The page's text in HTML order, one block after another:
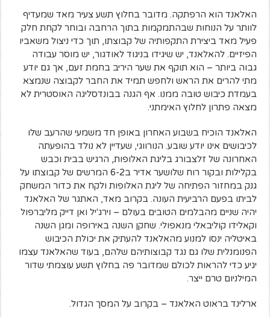
האלאנד הוא הרפתקה. מדובר בחלוץ תשע צעיר מאד שמעדיף
לוותר על הנוחות שבהתמקמות בתוך הרחבה ובוחר לקחת חלק
פעיל מאד ביצירת התקפותיה של קבוצתו, תוך כדי ניצול משאביו
הפיזיים. להאלאנד, יש שיגידו בניגוד לאודגור, יש מוסר עבודה
גבוה ביותר – הוא תוקף את שער היריב בחמת זעם, אך גם יודע
מתי להרים את הראש ולחפש תמיד את החבר לקבוצה שנמצא
בעמדת כיבוש טובה ממנו. אף הגנה בבונדסליגה האוסטרית לא
מצאה פתרון לחלוץ האימתני.
האלאנד הוכיח בשבוע האחרון באופן חד משמעי שהרעב שלו
לכיבושים אינו יודע שובע. הנורווגי, שעדיין לא נולד בהופעתה
האחרונה של זלצבורג בליגת האלופות, הרגיש בבית וכבש
בקלילות ובקור רוח שלושער אדיר ב6-2 המרשים של קבוצתו על
גנק במחזור הפתיחה של ליגת האלופות ולקח את כדור המשחק
לביתו בפעם הרביעית העונה. בקרוב מאד, האתגר של האלאנד
יהיה שניים מהבלמים הטובים בעולם – וירג'יל ואן דייק מליברפול
וקאלידו קוליבאלי מנאפולי. שחקן השנה באירופה ומגן השנה
באיטליה ינסו למנוע מהאלאנד להעתיק את יכולת הכיבוש
הפנומנלית שלו גם נגד קבוצותיהם שלהם, בעוד שהאלאנד עצמו
יגיע כדי להראות לכולם שמדובר פה בחלוץ תשע עוצמתי שדור
המילניום טרם ייצר.
ארלינד בראוט האלאנד – בקרוב על המסך הגדול.